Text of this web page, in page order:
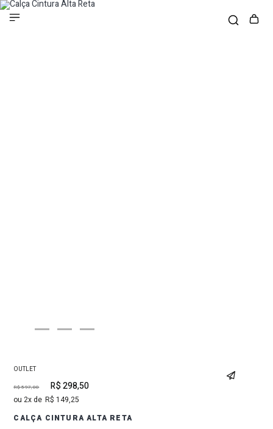
OUTLET
R$ 597,00 R$ 298,50
2 R$ 149,25
CALÇA CINTURA ALTA RETA